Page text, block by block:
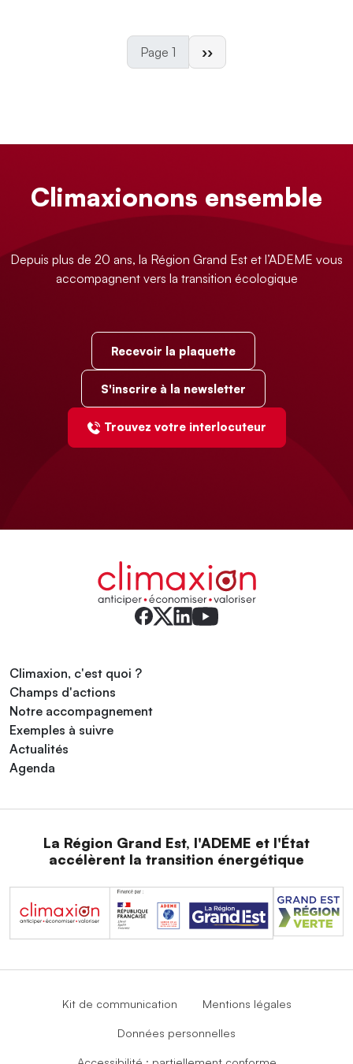
Page 1 Page suivante
››
Climaxionons ensemble
Depuis plus de 20 ans, la Région Grand Est et l’ADEME vous
accompagnent vers la transition écologique
Recevoir la plaquette
S'inscrire à la newsletter
Trouvez votre interlocuteur
Climaxion, c'est quoi ?
Champs d'actions
Notre accompagnement
Exemples à suivre
Actualités
Agenda
La Région Grand Est, l'ADEME et l'État
accélèrent la transition énergétique
Kit de communication Mentions légales
Données personnelles